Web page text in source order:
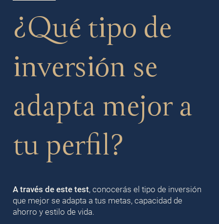
¿Qué tipo de
inversión se
adapta mejor a
tu perfil?
A través de este test, conocerás el tipo de inversión
que mejor se adapta a tus metas, capacidad de
ahorro y estilo de vida.